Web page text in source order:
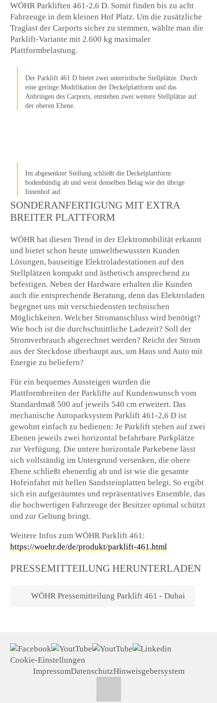
WÖHR Parkliften 461-2,6 D. Somit finden bis zu acht
Fahrzeuge in dem kleinen Hof Platz. Um die zusätzliche
Traglast der Carports sicher zu stemmen, wählte man die
Parklift-Variante mit 2.600 kg maximaler
Plattformbelastung.
Der Parklift 461 D bietet zwei unterirdische Stellplätze. Durch
eine geringe Modifikation der Deckelplattform und das
Anbringen des Carports, entstehen zwei weitere Stellplätze auf
der oberen Ebene.
Im abgesenkter Stellung schließt die Deckelplattform
bodenbündig ab und weist denselben Belag wie der übrige
Innenhof auf.
SONDERANFERTIGUNG MIT EXTRA
BREITER PLATTFORM
WÖHR hat diesen Trend in der Elektromobilität erkannt
und bietet schon heute umweltbewussten Kunden
Lösungen, bauseitige Elektroladestationen auf den
Stellplätzen kompakt und ästhetisch ansprechend zu
befestigen. Neben der Hardware erhalten die Kunden
auch die entsprechende Beratung, denn das Elektroladen
begegnet uns mit verschiedensten technischen
Möglichkeiten. Welcher Stromanschluss wird benötigt?
Wie hoch ist die durchschnittliche Ladezeit? Soll der
Stromverbrauch abgerechnet werden? Reicht der Strom
aus der Steckdose überhaupt aus, um Haus und Auto mit
Energie zu beliefern?
Für ein bequemes Aussteigen wurden die
Plattformbreiten der Parklifte auf Kundenwunsch vom
Standardmaß 500 auf jeweils 540 cm erweitert. Das
mechanische Autoparksystem Parklift 461-2,6 D ist
gewohnt einfach zu bedienen: Je Parklift stehen auf zwei
Ebenen jeweils zwei horizontal befahrbare Parkplätze
zur Verfügung. Die untere horizontale Parkebene lässt
sich vollständig im Untergrund versenken, die obere
Ebene schließt ebenerdig ab und ist wie die gesamte
Hofeinfahrt mit hellen Sandsteinplatten belegt. So ergibt
sich ein aufgeräumtes und repräsentatives Ensemble, das
die hochwertigen Fahrzeuge der Besitzer optimal schützt
und zur Geltung bringt.
Weitere Infos zum WÖHR Parklift 461:
https://woehr.de/de/produkt/parklift-461.html
PRESSEMITTEILUNG HERUNTERLADEN
WÖHR Pressemitteilung Parklift 461 - Dubai
Cookie-Einstellungen
ImpressumDatenschutzHinweisgebersystem